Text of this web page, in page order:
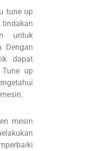
tune up
untuk
Dengan
dapat
up
mesin